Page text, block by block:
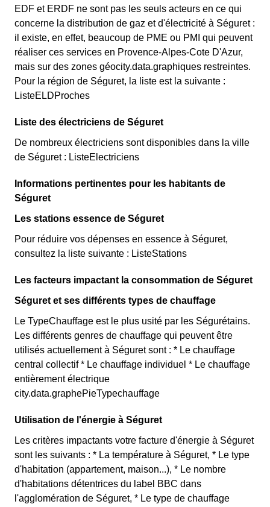
EDF et ERDF ne sont pas les seuls acteurs en ce qui
concerne la distribution de gaz et d'électricité à Séguret :
il existe, en effet, beaucoup de PME ou PMI qui peuvent
réaliser ces services en Provence-Alpes-Cote D'Azur,
mais sur des zones géocity.data.graphiques restreintes.
Pour la région de Séguret, la liste est la suivante :
ListeELDProches
Liste des électriciens de Séguret
De nombreux électriciens sont disponibles dans la ville
de Séguret : ListeElectriciens
Informations pertinentes pour les habitants de
Séguret
Les stations essence de Séguret
Pour réduire vos dépenses en essence à Séguret,
consultez la liste suivante : ListeStations
Les facteurs impactant la consommation de Séguret
Séguret et ses différents types de chauffage
Le TypeChauffage est le plus usité par les Ségurétains.
Les différents genres de chauffage qui peuvent être
utilisés actuellement à Séguret sont : * Le chauffage
central collectif * Le chauffage individuel * Le chauffage
entièrement électrique
city.data.graphePieTypechauffage
Utilisation de l'énergie à Séguret
Les critères impactants votre facture d'énergie à Séguret
sont les suivants : * La température à Séguret, * Le type
d'habitation (appartement, maison...), * Le nombre
d'habitations détentrices du label BBC dans
l'agglomération de Séguret, * Le type de chauffage